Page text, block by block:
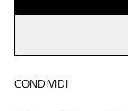
CONDIVIDI